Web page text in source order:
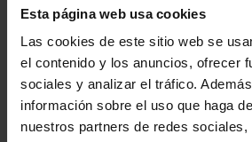
Esta página web usa cookies
Las cookies de este sitio web se
el contenido y los anuncios, ofrecer
sociales y analizar el tráfico.
información sobre el uso que haga
nuestros partners de redes
SUSCRIPCIÓN
CAPITALES DE
PROVINCIA 1
949,00 €
Sólo para usuarios